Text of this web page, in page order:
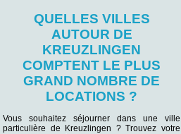
QUELLES VILLES
AUTOUR DE
KREUZLINGEN
COMPTENT LE PLUS
GRAND NOMBRE DE
LOCATIONS ?
Vous souhaitez séjourner dans une ville
particulière de Kreuzlingen ? Trouvez votre